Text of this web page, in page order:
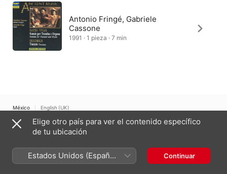
Antonio Fringé, Gabriele
Cassone
1991 · 1 pieza · 7 min
México English (UK)
Copyright © 2026 Apple Inc.
Todos los derechos reservados.
Elige otro país para ver el contenido específico
de tu ubicación
Estados Unidos (Español
México)
Continuar